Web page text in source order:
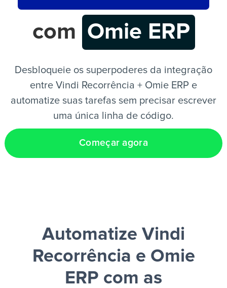
PT
com Omie ERP
Desbloqueie os superpoderes da integração
entre Vindi Recorrência + Omie ERP e
automatize suas tarefas sem precisar escrever
uma única linha de código.
Começar agora
Automatize Vindi
Recorrência e Omie
ERP com as